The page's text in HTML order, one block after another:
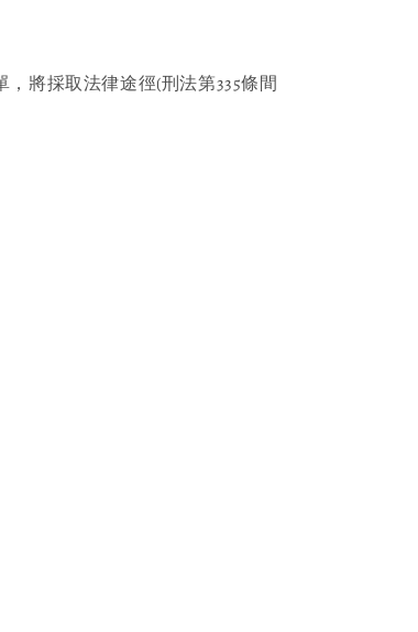
將採取法律途徑(刑法第335條間